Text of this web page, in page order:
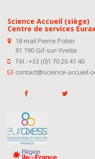
Science Accueil (siège)
Centre de services
18 mail Pierre Potier
91 190 Gif-sur-Yvette
Tél : +33 (0)1 70 26 41 40
contact@science-